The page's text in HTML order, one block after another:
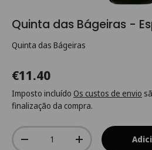
Quinta das Bágeiras -
Quinta das Bágeiras
€11.40
Imposto incluído Os custos de envio
finalização da compra.
Qtd.
-
+